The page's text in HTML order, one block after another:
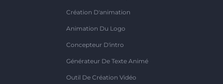
Création D'animation
Animation Du Logo
Concepteur D'intro
Générateur De Texte Animé
Outil De Création Vidéo